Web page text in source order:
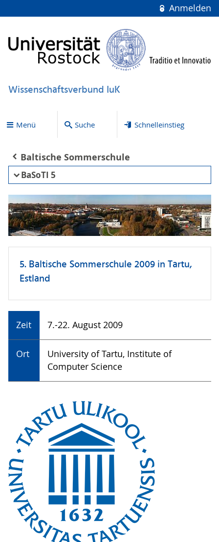
Anmelden
Wissenschaftsverbund IuK
Menü Suche Schnelleinstieg
Baltische Sommerschule
BaSoTI 5
5. Baltische Sommerschule 2009 in Tartu,
Estland
Zeit 7.-22. August 2009
Ort
University of Tartu, Institute of
Computer Science